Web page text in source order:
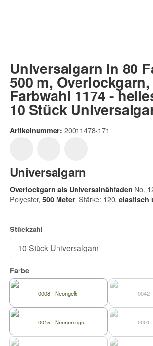
Universalgarn in 80
500 m,
Farbwahl 1174 -
10 Stück
Artikelnummer: 20011478-171
Universalgarn
Overlockgarn als Universalnähfaden No.
Polyester, 500 Meter, Stärke: 120, elastisch
Stückzahl
Farbe
0008 - Neongelb 0042
0015 - Neonorange 0001